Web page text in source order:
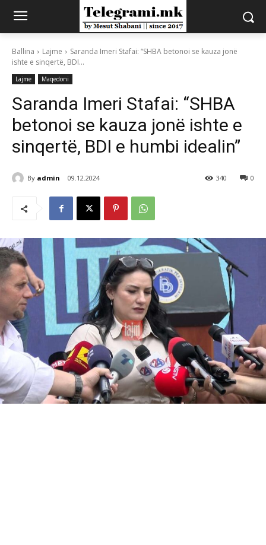
Ballina Lajme
Saranda Imeri Stafai: “SHBA betonoi se kauza jonë
ishte e sinqertë, BDI...
Lajme Maqedoni
Saranda Imeri Stafai: “SHBA
betonoi se kauza jonë ishte e
sinqertë, BDI e humbi idealin”
By admin 09.12.2024 0
340